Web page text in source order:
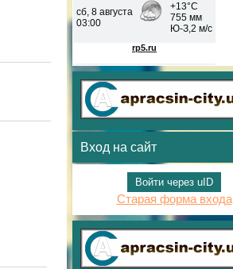
Вход на сайт
Войти через uID
Старая форма входа